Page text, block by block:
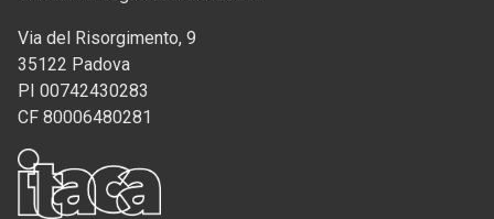
Via del Risorgimento, 9
35122 Padova
PI 00742430283
CF 80006480281